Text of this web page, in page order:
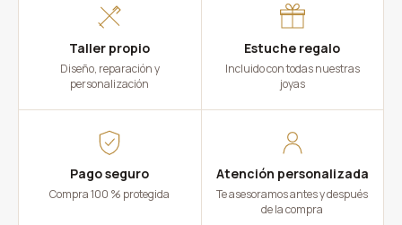
Taller propio
Diseño, reparación y
personalización
Estuche regalo
Incluido con todas nuestras
joyas
Pago seguro
Compra 100 % protegida
Atención personalizada
Te asesoramos antes y después
de la compra